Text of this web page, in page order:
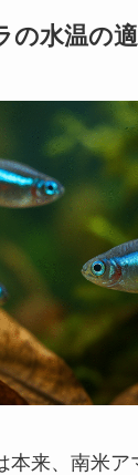
の水温の
本来、南米